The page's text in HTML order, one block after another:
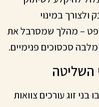
במינוי
– מהלך שמסרבל את
סכסוכים פנימיים.
זוג עורכים צוואות